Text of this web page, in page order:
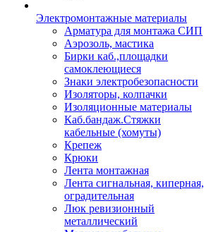
Электромонтажные материалы
Арматура для монтажа СИП
Аэрозоль, мастика
Бирки каб.,площадки
самоклеющиеся
Знаки электробезопасности
Изоляторы, колпачки
Изоляционные материалы
Каб.бандаж.Стяжки
кабельные (хомуты)
Крепеж
Крюки
Лента монтажная
Лента сигнальная, киперная,
оградительная
Люк ревизионный
металлический